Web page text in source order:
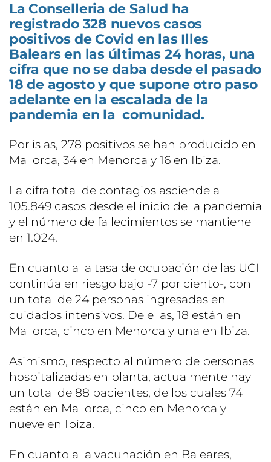
La Conselleria de Salud ha
registrado 328 nuevos casos
positivos de Covid en las Illes
Balears en las últimas 24 horas, una
cifra que no se daba desde el pasado
18 de agosto y que supone otro paso
adelante en la escalada de la
pandemia en la comunidad.
Por islas, 278 positivos se han producido en
Mallorca, 34 en Menorca y 16 en Ibiza.
La cifra total de contagios asciende a
105.849 casos desde el inicio de la pandemia
y el número de fallecimientos se mantiene
en 1.024.
En cuanto a la tasa de ocupación de las UCI
continúa en riesgo bajo -7 por ciento-, con
un total de 24 personas ingresadas en
cuidados intensivos. De ellas, 18 están en
Mallorca, cinco en Menorca y una en Ibiza.
Asimismo, respecto al número de personas
hospitalizadas en planta, actualmente hay
un total de 88 pacientes, de los cuales 74
están en Mallorca, cinco en Menorca y
nueve en Ibiza.
En cuanto a la vacunación en Baleares,